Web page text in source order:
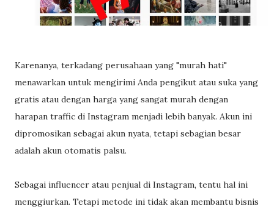
Karenanya, terkadang perusahaan yang "murah hati"
menawarkan untuk mengirimi Anda pengikut atau suka yang
gratis atau dengan harga yang sangat murah dengan
harapan traffic di Instagram menjadi lebih banyak. Akun ini
dipromosikan sebagai akun nyata, tetapi sebagian besar
adalah akun otomatis palsu.
Sebagai influencer atau penjual di Instagram, tentu hal ini
menggiurkan. Tetapi metode ini tidak akan membantu bisnis